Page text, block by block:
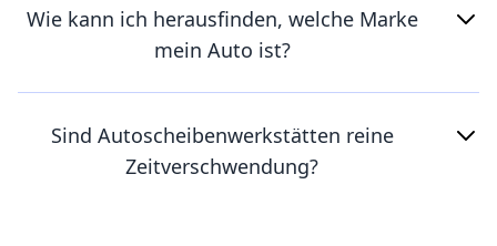
Wie kann ich herausfinden, welche Marke
mein Auto ist?
Sind Autoscheibenwerkstätten reine
Zeitverschwendung?